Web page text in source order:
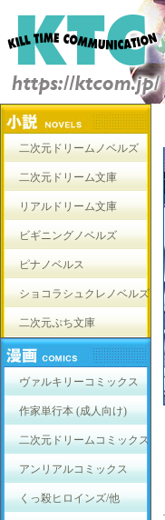
二次元ドリームノベルズ
二次元ドリーム文庫
リアルドリーム文庫
ビギニングノベルズ
ピナノベルス
ショコラシュクレノベルズ
二次元ぷち文庫
ヴァルキリーコミックス
作家単行本 (成人向け)
二次元ドリームコミックス
アンリアルコミックス
くっ殺ヒロインズ/他